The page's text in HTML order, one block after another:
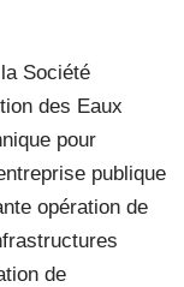
Société
des Eaux
pour
publique
opération de
de